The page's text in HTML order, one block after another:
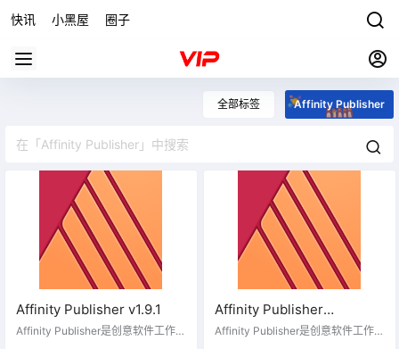
快讯 小黑屋 圈子
全部标签 Affinity Publisher
Affinity Publisher v1.9.1
Affinity Publisher是创意软件工作室
Affinity Publisher
v1.9.1.979 便携版
Affinity Publisher是创意软件工作室